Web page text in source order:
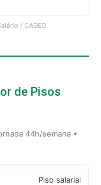
/ CAGED
de Pisos
44h/semana •
Piso salarial